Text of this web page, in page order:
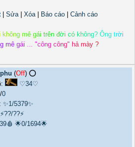
| Sửa| Xóa| Báo cáo
Cảnh cáo
không mê gái trên đời có không? Ông trời
g mê gái ... "công công" hả mày ?
(Off) ⭕️
♡34♡
/0
✨1/5379✨
⚡??/??⚡
🌟0/1694🌟